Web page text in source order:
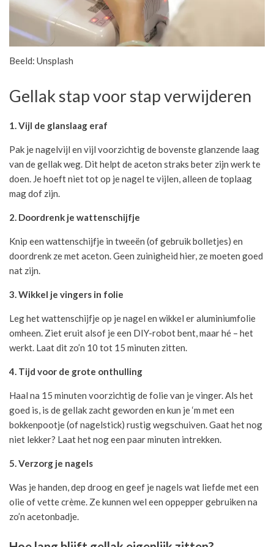
Beeld: Unsplash
Gellak stap voor stap verwijderen
1. Vijl de glanslaag eraf
Pak je nagelvijl en vijl voorzichtig de bovenste glanzende laag
van de gellak weg. Dit helpt de aceton straks beter zijn werk te
doen. Je hoeft niet tot op je nagel te vijlen, alleen de toplaag
mag dof zijn.
2. Doordrenk je wattenschijfje
Knip een wattenschijfje in tweeën (of gebruik bolletjes) en
doordrenk ze met aceton. Geen zuinigheid hier, ze moeten goed
nat zijn.
3. Wikkel je vingers in folie
Leg het wattenschijfje op je nagel en wikkel er aluminiumfolie
omheen. Ziet eruit alsof je een DIY-robot bent, maar hé – het
werkt. Laat dit zo’n 10 tot 15 minuten zitten.
4. Tijd voor de grote onthulling
Haal na 15 minuten voorzichtig de folie van je vinger. Als het
goed is, is de gellak zacht geworden en kun je ‘m met een
bokkenpootje (of nagelstick) rustig wegschuiven. Gaat het nog
niet lekker? Laat het nog een paar minuten intrekken.
5. Verzorg je nagels
Was je handen, dep droog en geef je nagels wat liefde met een
olie of vette crème. Ze kunnen wel een oppepper gebruiken na
zo’n acetonbadje.